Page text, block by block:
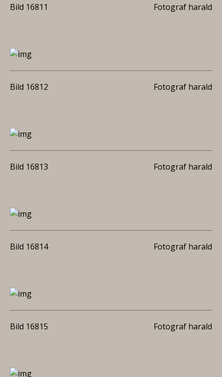
Bild 16811 Fotograf harald
Bild 16812 Fotograf harald
Bild 16813 Fotograf harald
Bild 16814 Fotograf harald
Bild 16815 Fotograf harald